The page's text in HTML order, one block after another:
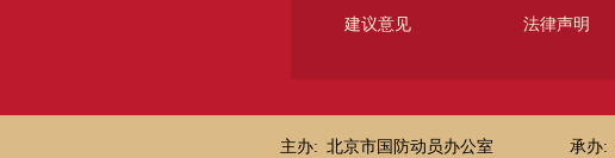
建议意见 法律声明
主办: 北京市国防动员办公室 承办: